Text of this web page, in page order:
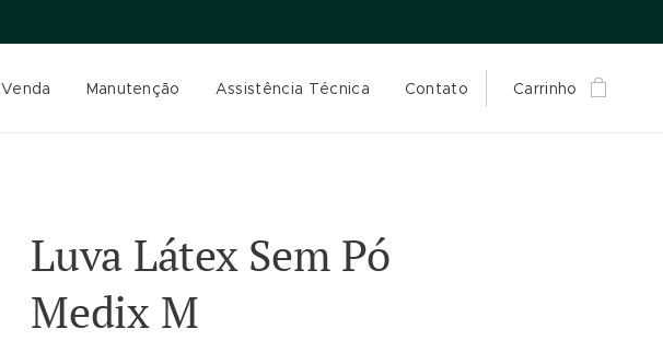
Venda Manutenção Assistência Técnica Contato Carrinho
Luva Látex Sem Pó
Medix M